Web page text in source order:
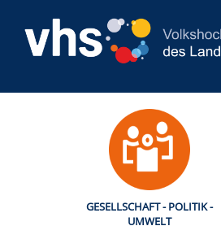
GESELLSCHAFT - POLITIK -
UMWELT